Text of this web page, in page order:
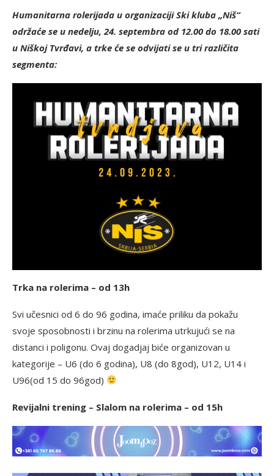
Humanitarna rolerijada u organizaciji Ski kluba „Niš“
održaće se u nedelju, 24. septembra od 12.00 do 18.00 sati
u Niškoj Tvrđavi, a trke će se odvijati se u tri različita
segmenta:
Trka na rolerima – od 13h
Svi učesnici od 6 do 96 godina, imaće priliku da pokažu
svoje sposobnosti i brzinu na rolerima utrkujući se na
distanci i poligonu. Ovaj dogadjaj biće organizovan u
kategorije – U6 (do 6 godina), U8 (do 8god), U12, U14 i
U96(od 15 do 96god)
Revijalni trening – Slalom na rolerima – od 15h